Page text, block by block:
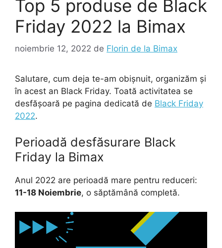
Top 5 produse de Black
Friday 2022 la Bimax
noiembrie 12, 2022 de Florin de la Bimax
Salutare, cum deja te-am obișnuit, organizăm și
în acest an Black Friday. Toată activitatea se
desfășoară pe pagina dedicată de Black Friday
2022.
Perioadă desfăsurare Black
Friday la Bimax
Anul 2022 are perioadă mare pentru reduceri:
11-18 Noiembrie, o săptămână completă.